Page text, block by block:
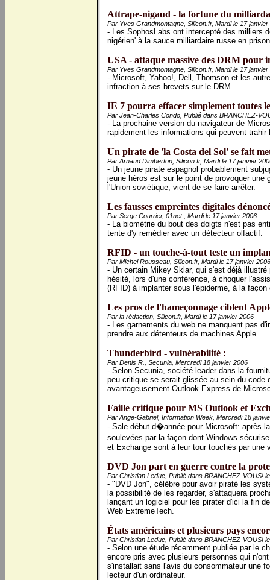
Attrape-nigaud - la fortune du
Par Yves Grandmontagne, Silicon.fr, Mardi le 17 janvier
- Les SophosLabs ont intercepté des milliers
nigérien' à la sauce milliardaire russe en
USA - attaque massive des DRM pour
Par Yves Grandmontagne, Silicon.fr, Mardi le 17 janvier
- Microsoft, Yahoo!, Dell, Thomson et les
infraction à ses brevets sur le DRM.
IE 7 pourra effacer simplement toutes
Par Jean-Charles Condo, Publié dans BRANCHEZ-
- La prochaine version du navigateur de
rapidement les informations qui peuvent
Un pirate de 'la Costa del Sol' se fait
Par Arnaud Dimberton, Silicon.fr, Mardi le 17 janvier
- Un jeune pirate espagnol probablement
jeune héros est sur le point de provoquer
l'Union soviétique, vient de se faire arrêter.
Les fausses empreintes digitales
Par Serge Courrier, 01net., Mardi le 17 janvier 2006
- La biométrie du bout des doigts n'est pas
tente d'y remédier avec un détecteur olfactif.
RFID - un touche-à-tout teste un
Par Michel Rousseau, Silicon.fr, Mardi le 17 janvier 2006
- Un certain Mikey Sklar, qui s'est déjà
hésité, lors d'une conférence, à choquer
(RFID) à implanter sous l'épiderme, à la
Les pros de l'hameçonnage ciblent
Par la rédaction, Silicon.fr, Mardi le 17 janvier 2006
- Les garnements du web ne manquent pas
prendre aux détenteurs de machines Apple.
Thunderbird - vulnérabilité :
Par Denis R., Secunia, Mercredi 18 janvier 2006
- Selon Secunia, société leader dans la
peu critique se serait glissée au sein du code
avantageusement Outlook Express de
Faille critique pour MS Outlook et
Par Ange-Gabriel, Information Week, Mercredi 18
- Sale début d�année pour Microsoft:
soulevées par la façon dont Windows
et Exchange sont à leur tour touchés par une
DVD Jon part en guerre contre la
Par Christian Leduc, Publié dans BRANCHEZ-VOUS!
- "DVD Jon", célèbre pour avoir piraté les
la possibilité de les regarder, s'attaquera
lançant un logiciel pour les pirater d'ici la fin
Web ExtremeTech.
États américains et plusieurs pays
Par Christian Leduc, Publié dans BRANCHEZ-VOUS!
- Selon une étude récemment publiée par le
encore pris avec plusieurs personnes qui
s'installait sans l'avis du consommateur une
lecteur d'un ordinateur.